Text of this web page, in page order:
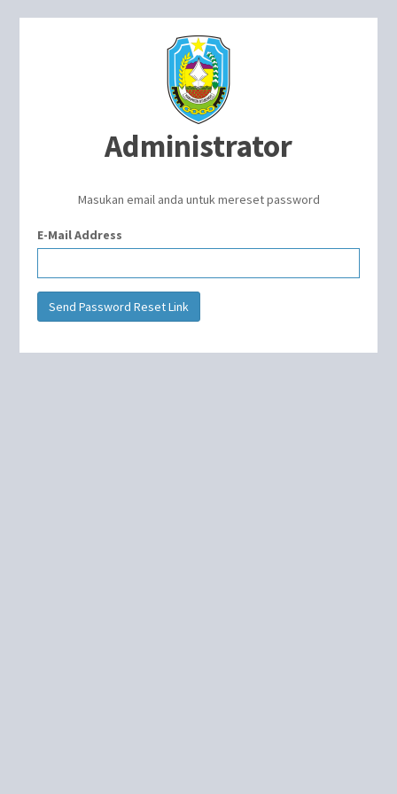
Administrator
Masukan email anda untuk mereset password
E-Mail Address
Send Password Reset Link